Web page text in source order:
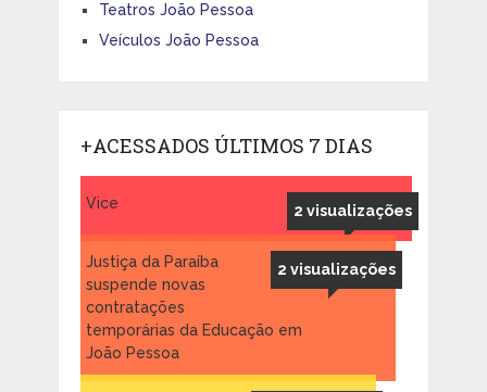
Teatros João Pessoa
Veículos João Pessoa
+ACESSADOS ÚLTIMOS 7 DIAS
2 visualizações
Vice
2 visualizações
Justiça da Paraíba
suspende novas
contratações
temporárias da Educação em
João Pessoa